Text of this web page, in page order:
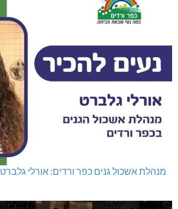
מנהלת אשכול גנים כפר ורדים: אורלי גלברט